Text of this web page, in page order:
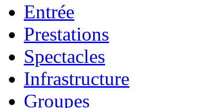
Entrée
Prestations
Spectacles
Infrastructure
Groupes